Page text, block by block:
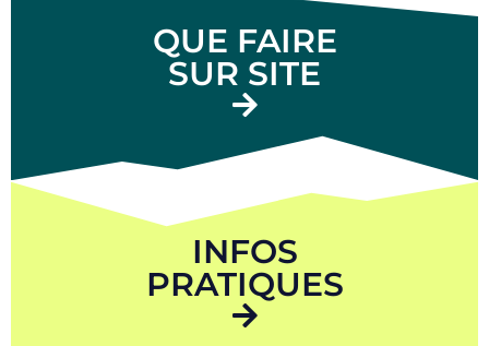
QUE FAIRE
SUR SITE
INFOS
PRATIQUES